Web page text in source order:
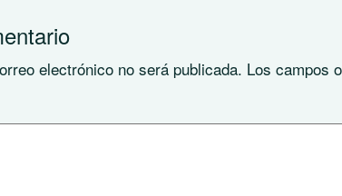
electrónico no será publicada. Los campos